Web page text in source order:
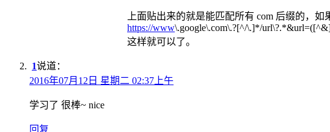
上面贴出来的就是能匹配所有 com 后缀的，如
https://www\.google\.com\.?[^/\.]*/
这样就可以了。
1说道：
2016年07月12日 星期二 02:37上午
学习了 很棒~ nice
回复